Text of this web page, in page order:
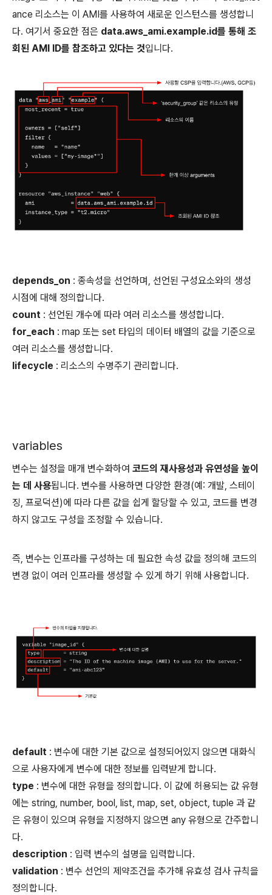
ance 리소스는 이 AMI를 사용하여 새로운 인스턴스를 생성합니
다. 여기서 중요한 점은 data.aws_ami.example.id를 통해 조
회된 AMI ID를 참조하고 있다는 것입니다.
depends_on : 종속성을 선언하며, 선언된 구성요소와의 생성
시점에 대해 정의합니다.
count : 선언된 개수에 따라 여러 리소스를 생성합니다.
for_each : map 또는 set 타입의 데이터 배열의 값을 기준으로
여러 리소스를 생성합니다.
lifecycle : 리소스의 수명주기 관리합니다.
variables
변수는 설정을 매개 변수화하여 코드의 재사용성과 유연성을 높이
는 데 사용됩니다. 변수를 사용하면 다양한 환경(예: 개발, 스테이
징, 프로덕션)에 따라 다른 값을 쉽게 할당할 수 있고, 코드를 변경
하지 않고도 구성을 조정할 수 있습니다.
즉, 변수는 인프라를 구성하는 데 필요한 속성 값을 정의해 코드의
변경 없이 여러 인프라를 생성할 수 있게 하기 위해 사용합니다.
default : 변수에 대한 기본 값으로 설정되어있지 않으면 대화식
으로 사용자에게 변수에 대한 정보를 입력받게 합니다.
type : 변수에 대한 유형을 정의합니다. 이 값에 허용되는 값 유형
에는 string, number, bool, list, map, set, object, tuple 과 같
은 유형이 있으며 유형을 지정하지 않으면 any 유형으로 간주합니
다.
description : 입력 변수의 설명을 입력합니다.
validation : 변수 선언의 제약조건을 추가해 유효성 검사 규칙을
정의합니다.